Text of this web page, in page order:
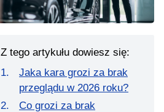
Z tego artykułu dowiesz się:
Jaka kara grozi za brak
przeglądu w 2026 roku?
Co grozi za brak